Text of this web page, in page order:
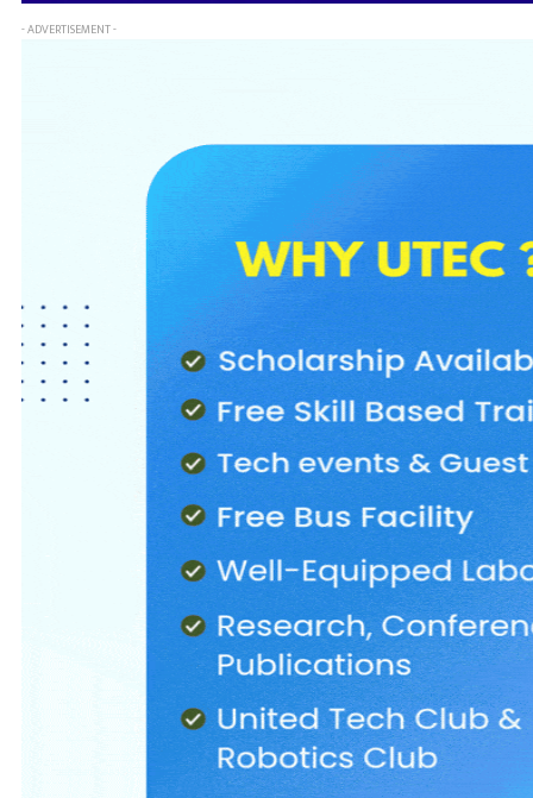
- ADVERTISEMENT -